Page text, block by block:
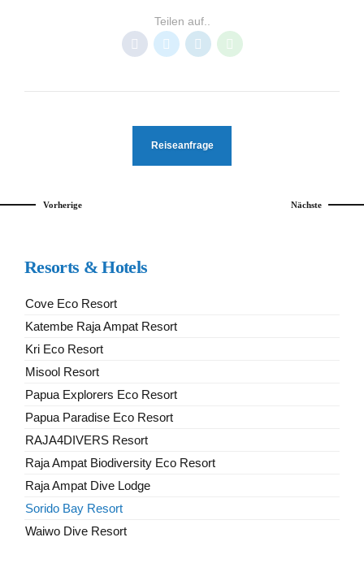
Teilen auf..
Reiseanfrage
Vorherige Nächste
Resorts & Hotels
Cove Eco Resort
Katembe Raja Ampat Resort
Kri Eco Resort
Misool Resort
Papua Explorers Eco Resort
Papua Paradise Eco Resort
RAJA4DIVERS Resort
Raja Ampat Biodiversity Eco Resort
Raja Ampat Dive Lodge
Sorido Bay Resort
Waiwo Dive Resort